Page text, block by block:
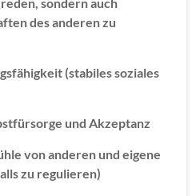
des anderen zu
(stabiles soziales
und Akzeptanz
von anderen und eigene
zu regulieren)